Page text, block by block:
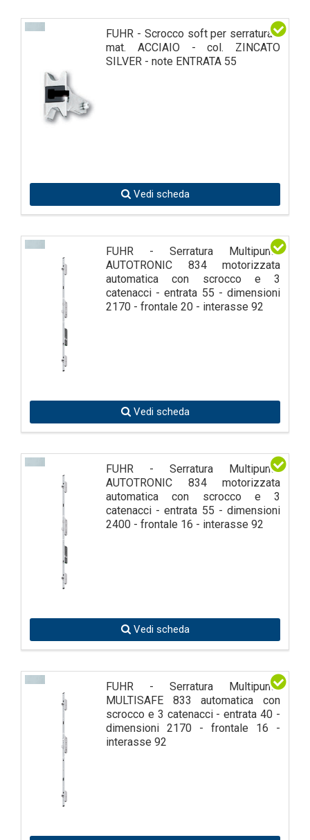
FUHR - Scrocco soft per serratura -
mat. ACCIAIO - col. ZINCATO
SILVER - note ENTRATA 55
Vedi scheda
FUHR - Serratura Multipunto
AUTOTRONIC 834 motorizzata
automatica con scrocco e 3
catenacci - entrata 55 - dimensioni
2170 - frontale 20 - interasse 92
Vedi scheda
FUHR - Serratura Multipunto
AUTOTRONIC 834 motorizzata
automatica con scrocco e 3
catenacci - entrata 55 - dimensioni
2400 - frontale 16 - interasse 92
Vedi scheda
FUHR - Serratura Multipunto
MULTISAFE 833 automatica con
scrocco e 3 catenacci - entrata 40 -
dimensioni 2170 - frontale 16 -
interasse 92